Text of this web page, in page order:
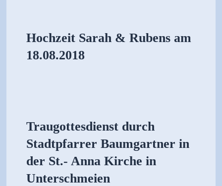
Hochzeit Sarah & Rubens am
18.08.2018
Traugottesdienst durch
Stadtpfarrer Baumgartner in
der St.- Anna Kirche in
Unterschmeien